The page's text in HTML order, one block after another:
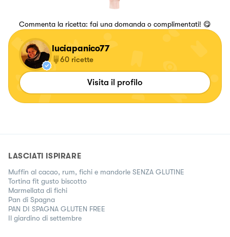
Commenta la ricetta: fai una domanda o complimentati! 😋
luciapanico77
60 ricette
Visita il profilo
LASCIATI ISPIRARE
Muffin al cacao, rum, fichi e mandorle SENZA GLUTINE
Tortina fit gusto biscotto
Marmellata di fichi
Pan di Spagna
PAN DI SPAGNA GLUTEN FREE
Il giardino di settembre